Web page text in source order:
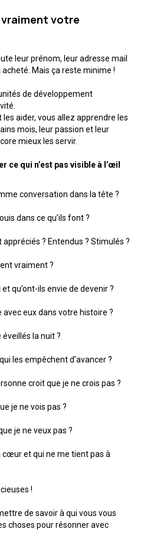
votre
leur prénom, leur adresse mail
Mais ça reste minime !
de développement
aider, vous allez apprendre les
mois, leur passion et leur
mieux les servir.
ce qui n’est pas visible à l’œil
conversation dans la tête ?
dans ce qu’ils font ?
appréciés ? Entendus ? Stimulés ?
vraiment ?
qu’ont-ils envie de devenir ?
avec eux dans votre histoire ?
éveillés la nuit ?
les empêchent d’avancer ?
croit que je ne crois pas ?
je ne vois pas ?
je ne veux pas ?
cœur et qui ne me tient pas à
!
de savoir à qui vous vous
choses pour résonner avec